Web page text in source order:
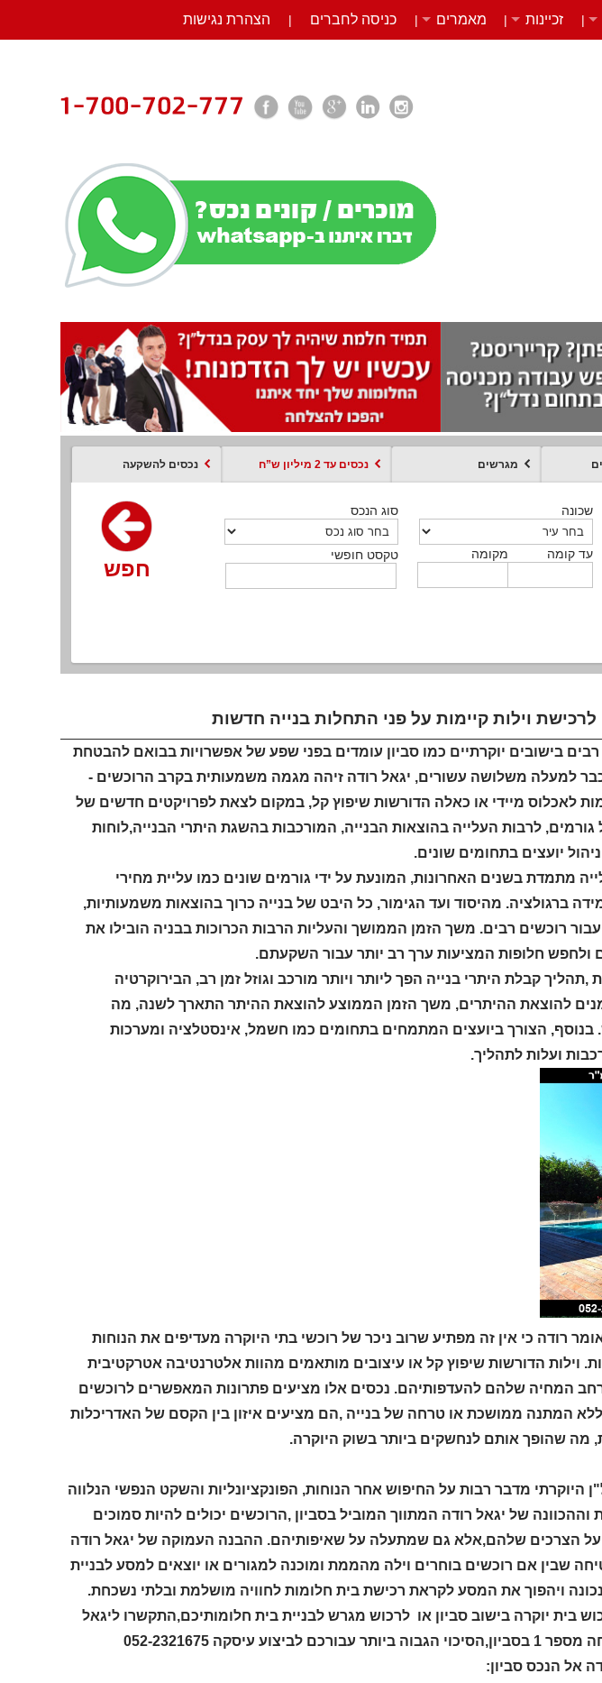
| זכיינות | מאמרים | כניסה לחברים | הצהרת נגישות
מגרשים נכסים עד 2 מיליון ש”ח נכסים להשקעה
שכונה
מקומה עד קומה
סוג הנכס
טקסט חופשי
חפש
שכונה
מקומה עד קומה
סוג הנכס
טקסט חופשי
חפש
שכונה
מקומה עד קומה
סוג הנכס
טקסט חופשי
חפש
שכונה
מקומה עד קומה
סוג עסקה
טקסט חופשי
חפש
מקומה
חפש
שכונה
טקסט חופשי
סוג הנכס
חפש
שכונה
מקומה עד קומה
טקסט חופשי
חפש
וילות קיימות על פני התחלות בנייה חדשות
בישובים יוקרתיים כמו סביון עומדים בפני שפע של אפשרויות בבואם להבטחת
כבר למעלה משלושה עשורים, יגאל רודה זיהה מגמה משמעותית בקרב הרוכשים -
וילות קיימות לאכלוס מיידי או כאלה הדורשות שיפוץ קל, במקום לצאת לפרויקטים חדשים של
גורמים, לרבות העלייה בהוצאות הבנייה, המורכבות בהשגת היתרי הבנייה,לוחות
יועצים בתחומים שונים.
מתמדת בשנים האחרונות, המונעת על ידי גורמים שונים כמו עליית מחירי
ברגולציה. מהיסוד ועד הגימור, כל היבט של בנייה כרוך בהוצאות משמעותיות,
רוכשים רבים. משך הזמן הממושך והעליות הרבות הכרוכות בבניה הובילו את
חלופות המציעות ערך רב יותר עבור השקעתם.
קבלת היתרי בנייה הפך ליותר ויותר מורכב וגוזל זמן רב, הבירוקרטיה
להוצאת ההיתרים, משך הזמן הממוצע להוצאת ההיתר התארך לשנה, מה
בנוסף, הצורך ביועצים המתמחים בתחומים כמו חשמל, אינסטלציה ומערכות
ועלות לתהליך.
רודה כי אין זה מפתיע שרוב ניכר של רוכשי בתי היוקרה מעדיפים את הנוחות
וילות הדורשות שיפוץ קל או עיצובים מותאמים מהוות אלטרנטיבה אטרקטיבית
המחיה שלהם להעדפותיהם. נכסים אלו מציעים פתרונות המאפשרים לרוכשים
המתנה ממושכת או טרחה של בנייה ,הם מציעים איזון בין הקסם של האדריכלות
מה שהופך אותם לנחשקים ביותר בשוק היוקרה.
היוקרתי מדבר רבות על החיפוש אחר הנוחות, הפונקציונליות והשקט הנפשי הנלווה
של יגאל רודה המתווך המוביל בסביון ,הרוכשים יכולים להיות סמוכים
על הצרכים שלהם,אלא גם שמתעלה על שאיפותיהם. ההבנה העמוקה של יגאל רודה
שבין אם רוכשים בוחרים וילה מהממת ומוכנה למגורים או יוצאים למסע לבניית
ויהפוך את המסע לקראת רכישת בית חלומות לחוויה מושלמת ובלתי נשכחת.
בית יוקרה בישוב סביון או לרכוש מגרש לבניית בית חלומותיכם,התקשרו ליגאל
052-2321675
אל הנכס סביון: